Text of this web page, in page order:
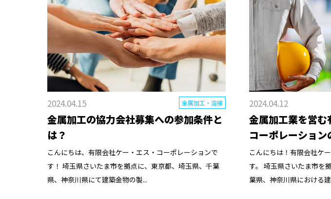
2024.04.15 金属加工・溶接
金属加工の協力会社募集への参加条件と
は？
こんにちは、有限会社ケー・エス・コーポレーションで
す！ 埼玉県さいたま市を拠点に、東京都、埼玉県、千葉
県、神奈川県にて建築金物の製...
2024.04.12
金属加工業を営む
コーポレーション
こんにちは！有限会社ケ
す。 埼玉県さいたま市を
葉県、神奈川県における